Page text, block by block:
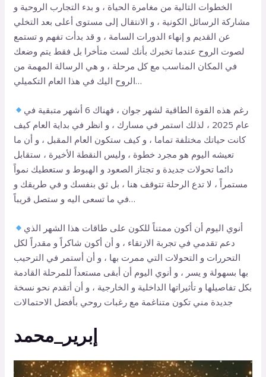
الخطوات التالية من مغامرة الحياة ، و بدء التجارب الروحية و
مشاركة الرسائل الكونية ، و الانتقال إلى مستوى أعلى بعد التخلي
عن القديم و إنهاء الدورات السامة ، و قد بدأت تفهم و تستمع
لصوت الروح عندما تخبرك بأنك لست متأخرا بل فقط يتم وضعك
في المكان المناسب مع كل مرحلة ، و هي الرسالة المهمة من
الروح اليك في هذا العام التكميلي…
رغم هذه القوة الطاقية لشهر جوان ، فهناك 6 أشهر متبقية في
عام 2025 ، لذلك استمر في مسارك ، و انظر في بداية العام كيف
كانت حياتك مختلفة تماما ، و كيف ستكون العام المقبل ، و أن ما
تعيشه اليوم هو مجرد خطوة ، وليس النقطة الأخيرة ، ستقابل
دائما تحولات جديدة و تجتاز الصعود و الهبوط و ستعطيك نمواً
مستمراً ، لا تدع الرحلة تتوقف هنا ، بل ثق بنفسك و في طريقك و
في ما تسعى اليه و ستصل قريباً…
أنوي اليوم أن أكون ممتناً للكون على طاقات هذا الشهر الذي
دعم تقدمي في تجربة الارتقاء ، و أن أكون شاكراً و مقدراً لكل
التحررات و التحولات التي ممرت بها ، و أن أستمر في الترحيب
بها بسهولة و يسر ، و أنوي اليوم أن أبقى مستعداً للمرحلة القادمة
بكل تفاصيلها و تأثيراتها الداخلية و الخارجية ، و أن أتقدم نحو نسخة
جديدة مني تكون متناغمة مع رغبات روحي بأفضل الاحتمالات
إبرير_محمد